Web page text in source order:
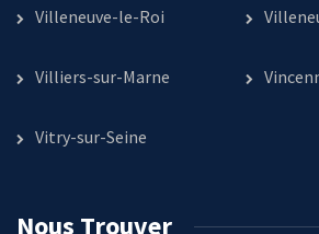
Villeneuve-le-Roi
Villiers-sur-Marne
Vitry-sur-Seine
Nous Trouver